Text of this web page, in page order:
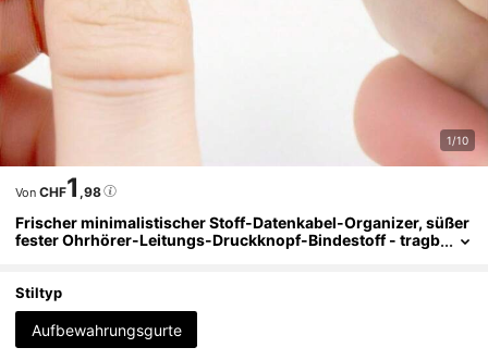
1/10
Von CHF1 ,98
Frischer minimalistischer Stoff-Datenkabel-Organizer, süßer
fester Ohrhörer-Leitungs-Druckknopf-Bindestoff - tragb
Stiltyp
Aufbewahrungsgurte